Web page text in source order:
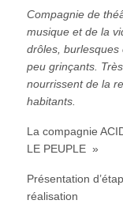
Compagnie de
musique et de la
drôles,
peu grinçants.
nourrissent de la
habitants.
La compagnie
LE PEUPLE »
Présentation
réalisation